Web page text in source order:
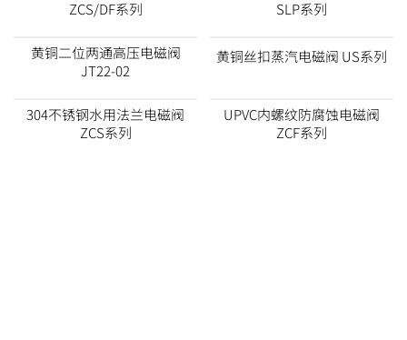
ZCS/DF系列 SLP系列
黄铜二位两通高压电磁阀
JT22-02
黄铜丝扣蒸汽电磁阀 US系列
304不锈钢水用法兰电磁阀
ZCS系列
UPVC内螺纹防腐蚀电磁阀
ZCF系列